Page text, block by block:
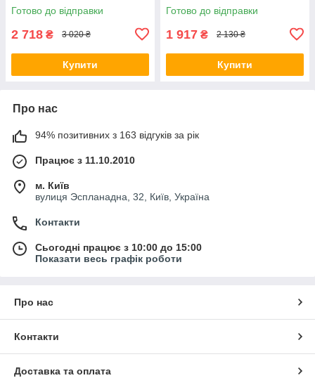
Готово до відправки
2 718 ₴ 3 020 ₴
Купити
Готово до відправки
1 917 ₴ 2 130 ₴
Купити
Про нас
94% позитивних з 163 відгуків за рік
Працює з 11.10.2010
м. Київ
вулиця Эспланадна, 32, Київ, Україна
Контакти
Сьогодні працює з 10:00 до 15:00
Показати весь графік роботи
Про нас
Контакти
Доставка та оплата